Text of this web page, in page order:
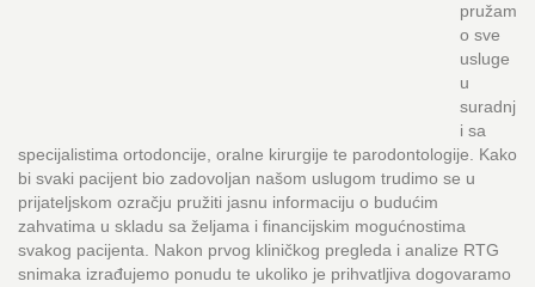
pružam
o sve
usluge
u
suradnj
i sa
specijalistima ortodoncije, oralne kirurgije te parodontologije. Kako
bi svaki pacijent bio zadovoljan našom uslugom trudimo se u
prijateljskom ozračju pružiti jasnu informaciju o budućim
zahvatima u skladu sa željama i financijskim mogućnostima
svakog pacijenta. Nakon prvog kliničkog pregleda i analize RTG
snimaka izrađujemo ponudu te ukoliko je prihvatljiva dogovaramo